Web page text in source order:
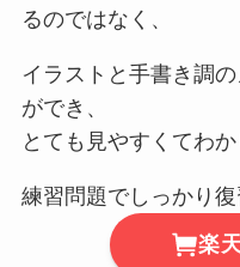
るのではなく、
イラストと手書き調
ができ、
とても見やすくてわか
練習問題でしっかり
楽